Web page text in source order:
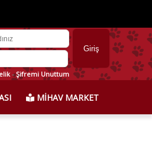
-Şifremi Unuttum
MİHAV MARKET